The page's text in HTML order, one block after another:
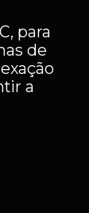
para
de
a